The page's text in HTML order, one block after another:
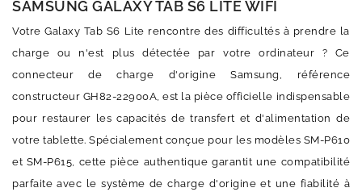
SAMSUNG GALAXY TAB S6 LITE WIFI
Votre Galaxy Tab S6 Lite rencontre des difficultés à prendre la
charge ou n'est plus détectée par votre ordinateur ? Ce
connecteur de charge d'origine Samsung, référence
constructeur GH82-22900A, est la pièce officielle indispensable
pour restaurer les capacités de transfert et d'alimentation de
votre tablette. Spécialement conçue pour les modèles SM-P610
et SM-P615, cette pièce authentique garantit une compatibilité
parfaite avec le système de charge d'origine et une fiabilité à